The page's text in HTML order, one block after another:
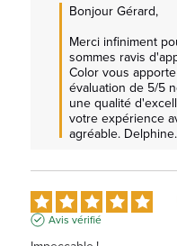
Bonjour Gérard,
Merci infiniment
sommes ravis
Color vous
évaluation de 5/5
une qualité
votre expérience
agréable. Delphine.
Avis vérifié